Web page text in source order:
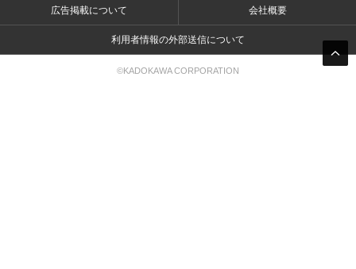
広告掲載について 会社概要
利用者情報の外部送信について
©KADOKAWA CORPORATION